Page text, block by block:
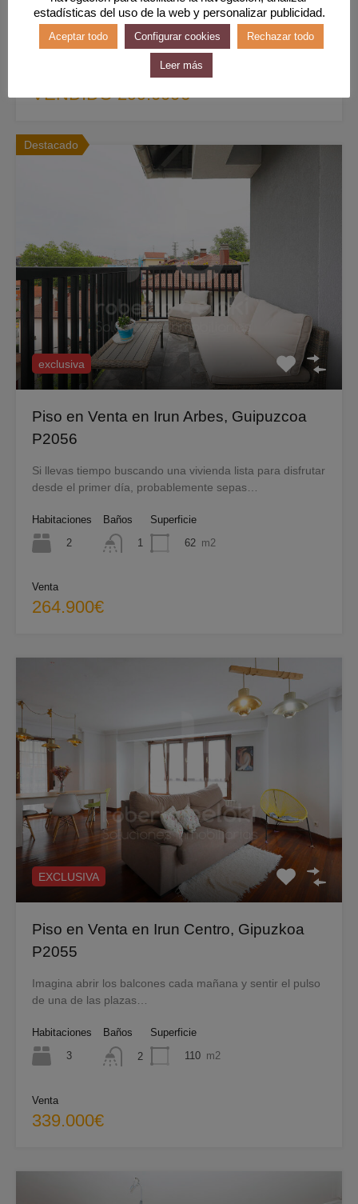
Habitaciones
Baños
1
Superficie
m2
VENDIDO 299.000€
Destacado
exclusiva
Piso en Venta en Irun Arbes, Guipuzcoa
P2056
Si llevas tiempo buscando una vivienda lista para disfrutar
desde el primer día, probablemente sepas…
Habitaciones
2
Baños
1
Superficie
62 m2
Venta
264.900€
EXCLUSIVA
Piso en Venta en Irun Centro, Gipuzkoa
P2055
Imagina abrir los balcones cada mañana y sentir el pulso
de una de las plazas…
Habitaciones
3
Baños
2
Superficie
110 m2
Venta
339.000€
estadísticas del uso de la web y personalizar publicidad.
Aceptar todo Configurar cookies Rechazar todo
Leer más